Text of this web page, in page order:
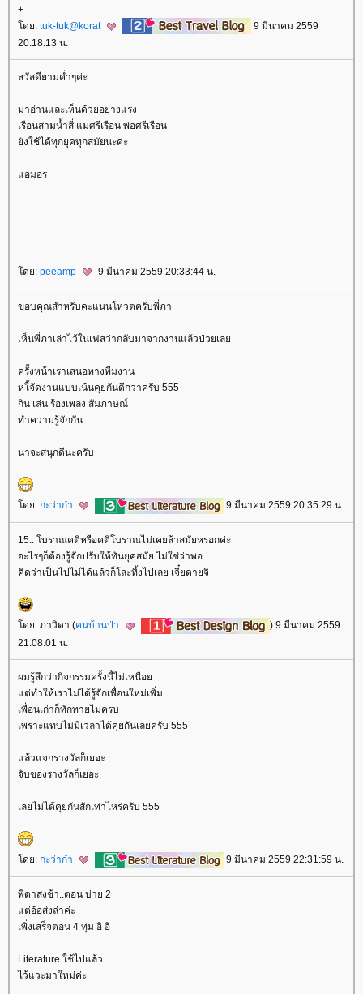
+
ดย: tuk-tuk@korat
9 มีนาคม 2559
20:18:13 น.
สวัสดียามค่ำๆค่ะ
มาอ่านและเห็นด้วยอย่างแรง
เรือนสามน้ำสี่ แม่ศรีเรือน พ่อศรีเรือน
ังใช้ได้ทุกยุคทุกสมัยนะคะ
อมอร
ดย: peeamp 9 มีนาคม 2559 20:33:44 น.
ขอบคุณสำหรับคะแนนโหวตครับพี่ภา
เห็นพี่ภาเล่าไว้ในเฟสว่ากลับมาจากงานแล้วป่วยเล
ครั้งหน้าเราเสนอทางทีมงาน
หใ้จัดงานแบบเน้นคุยกันดีกว่าครับ 555
กิน เล่น ร้องเพลง สัมภาษณ์
ทำความรู้จักกัน
น่าจะสนุกดีนะครับ
ดย: กะว่าก๋า 9 มีนาคม 2559 20:35:29 น.
15.. โบราณคติหรือคติโบราณไม่เคยล้าสมัยหรอกค่ะ
อะไรๆก็ต้องรู้จักปรับให้ทันยุคสมัย ไม่ใช่ว่าพอ
คิดว่าเป็นไปไม่ได้แล้วก็โละทิ้งไปเลย เจี๋ยดายจิ
ดย: ภาวิดา (คนบ้านป่า
) 9 มีนาคม 2559
21:08:01 น.
ผมรู้สึกว่ากิจกรรมครั้งนี้ไม่เหนื่อ
ต่ทำให้เราไม่ได้รู้จักเพื่อนใหม่เพิ่ม
เพื่อนเก่าก็ทักทายไม่ครบ
เพราะแทบไม่มีเวลาได้คุยกันเลยครับ 555
ล้วแจกรางวัลก็เยอะ
จับของรางวัลก็เยอะ
เลยไม่ได้คุยกันสักเท่าไหร่ครับ 555
ดย: กะว่าก๋า 9 มีนาคม 2559 22:31:59 น.
พี่ดาส่งช้า..ตอน บ่าย 2
ต่อ้อส่งล่าค่ะ
เพิ่งเสร็จตอน 4 ทุ่ม อิ อิ
Literature ใช้ไปแล้ว
ไว้แวะมาใหม่ค่ะ